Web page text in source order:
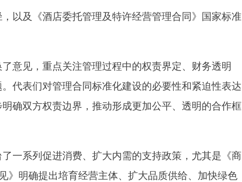
以及《酒店委托管理及特许经营管理合同》国家标准
意见，重点关注管理过程中的权责界定、财务透明
代表们对管理合同标准化建设的必要性和紧迫性表达
确双方权责边界，推动形成更加公平、透明的合作框
一系列促进消费、扩大内需的支持政策，尤其是《商
》明确提出培育经营主体、扩大品质供给、加快绿色